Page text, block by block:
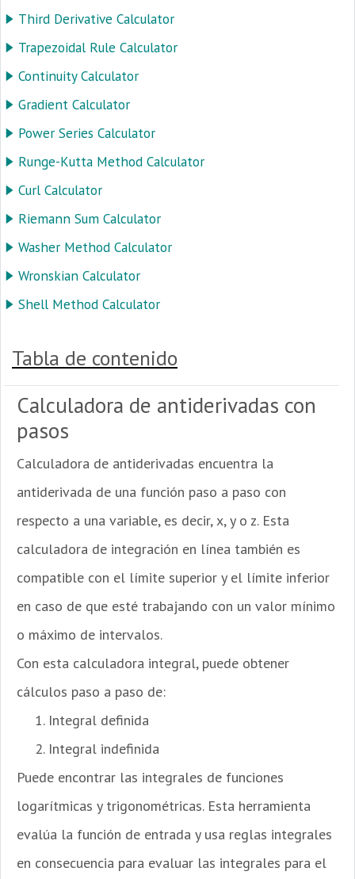
Third Derivative Calculator
Trapezoidal Rule Calculator
Continuity Calculator
Gradient Calculator
Power Series Calculator
Runge-Kutta Method Calculator
Curl Calculator
Riemann Sum Calculator
Washer Method Calculator
Wronskian Calculator
Shell Method Calculator
Tabla de contenido
Calculadora de antiderivadas con
pasos
Calculadora de antiderivadas encuentra la
antiderivada de una función paso a paso con
respecto a una variable, es decir, x, y o z. Esta
calculadora de integración en línea también es
compatible con el límite superior y el límite inferior
en caso de que esté trabajando con un valor mínimo
o máximo de intervalos.
Con esta calculadora integral, puede obtener
cálculos paso a paso de:
Integral definida
Integral indefinida
Puede encontrar las integrales de funciones
logarítmicas y trigonométricas. Esta herramienta
evalúa la función de entrada y usa reglas integrales
en consecuencia para evaluar las integrales para el